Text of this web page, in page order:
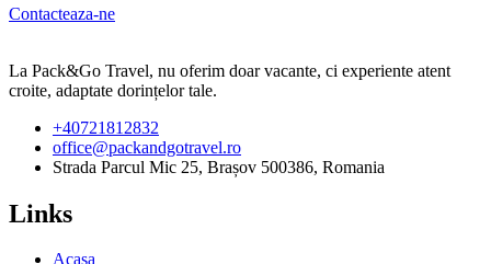
Contacteaza-ne
La Pack&Go Travel, nu oferim doar vacante, ci experiente atent
croite, adaptate dorințelor tale.
+40721812832
office@packandgotravel.ro
Strada Parcul Mic 25, Brașov 500386, Romania
Links
Acasa